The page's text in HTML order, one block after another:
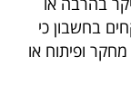
בחשבון כי
ופיתוח או